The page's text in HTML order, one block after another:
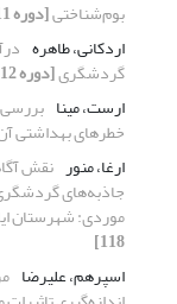
بوم‌شناختی[دوره 11، شماره 22، 1399، صفحه 109-118]
اردکانی، طاهره
گردشگری[دوره 12، شماره 23، 1400، صفحه 51-65]
ارست، مینا
خطرهای بهداشتی
ارغا، منور نقش
جاذبه‌‌های گردشگری
موردی: شهرستان
118]
اسپرهم، علیرضا